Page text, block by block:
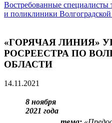
Востребованные специалисты
и поликлиники Волгоградской
«ГОРЯЧАЯ ЛИНИЯ»
РОСРЕЕСТРА ПО
ОБЛАСТИ
14.11.2021
8 ноября
2021 года